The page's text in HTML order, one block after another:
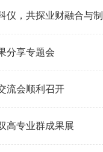
仪，共探业财融合与
分享专题会
流会顺利召开
高专业群成果展